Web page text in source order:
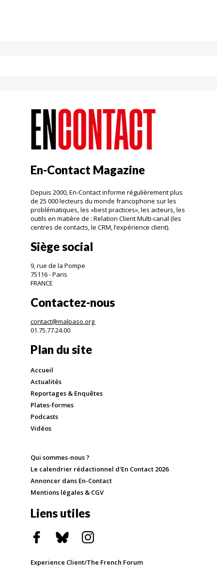
En-Contact Magazine
Depuis 2000, En-Contact informe régulièrement plus
de 25 000 lecteurs du monde francophone sur les
problématiques, les «best practices», les acteurs, les
outils en matière de : Relation Client Multi-canal (les
centres de contacts, le CRM, l’expérience client).
Siège social
9, rue de la Pompe
75116 - Paris
FRANCE
Contactez-nous
contact@malpaso.org
01.75.77.24.00
Plan du site
Accueil
Actualités
Reportages & Enquêtes
Plates-formes
Podcasts
Vidéos
Qui sommes-nous ?
Le calendrier rédactionnel d'En Contact 2026
Annoncer dans En-Contact
Mentions légales & CGV
Liens utiles
Experience Client/The French Forum